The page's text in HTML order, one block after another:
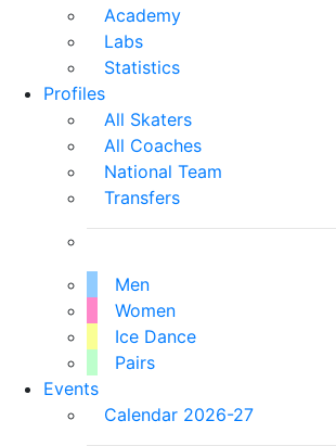
Academy
Labs
Statistics
Profiles
All Skaters
All Coaches
National Team
Transfers
Men
Women
Ice Dance
Pairs
Events
Calendar 2026-27